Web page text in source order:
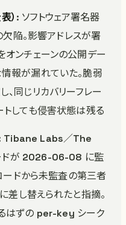
） : ソフトウェア署名器
陥。影響アドレスが署
オンチェーンの公開デー
報が漏れていた。脆弱
、同じリカバリーフレー
トしても侵害状態は残る
Tibane Labs／The
ドが 2026-06-08 に監
ドから未監査の第三者
差し替えられたと指摘。
はずの per-key シーク